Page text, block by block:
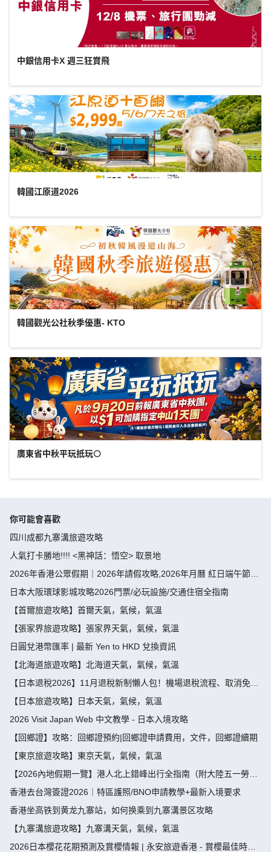
中銀信用卡X 週三狂賞飛
韓國江原道2026
韓國觀光公社秋季優惠- KTO
廣東省中秋平玩抵玩🌕
你可能會喜歡
四川成都九寨溝旅遊攻略
人氣打卡勝地!!!! <黑神話：悟空> 取景地
2026年香港公眾假期｜2026年請假攻略,2026年月曆 紅日端午節請
假攻略請4放9-public holiday 2026
日本大阪環球影城攻略2026門票/必玩設施/交通住宿全指南
【首爾旅遊攻略】首爾天氣，氣候，氣溫
【張家界旅遊攻略】張家界天氣，氣候，氣溫
日圓兌港幣匯率 | 最新 Yen to HKD 兌換資訊
【北海道旅遊攻略】北海道天氣，氣候，氣溫
【日本退稅2026】11月退稅新制懶人包！機場退稅流程、取消免稅
袋及限額全攻略 - 永安旅遊
【日本旅遊攻略】日本天氣，氣候，氣溫
2026 Visit Japan Web 中文教學 - 日本入境攻略
【回鄉證】攻略：回鄉證預約|回鄉證申請費用，文件，回鄉證續期
【東京旅遊攻略】東京天氣，氣候，氣溫
【2026內地假期一覽】港人北上錯峰出行全指南（附大陸五一勞動
節，端午節假期攻略）
香港去台灣簽證2026｜特區護照/BNO申請教學+最新入境要求
香港坐高铁到黄龙九寨站，如何换乘到九寨溝景区攻略
【九寨溝旅遊攻略】九寨溝天氣，氣候，氣溫
2026日本櫻花花期預測及賞櫻情報 | 永安旅遊香港 - 賞櫻最佳時